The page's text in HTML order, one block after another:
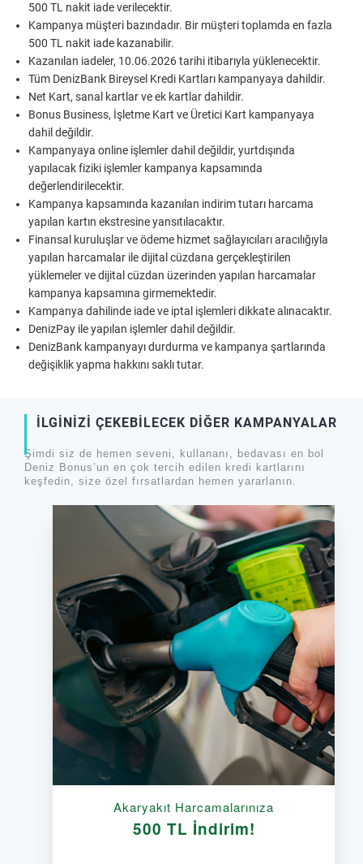
500 TL nakit iade verilecektir.
Kampanya müşteri bazındadır. Bir müşteri toplamda en fazla
500 TL nakit iade kazanabilir.
Kazanılan iadeler, 10.06.2026 tarihi itibarıyla yüklenecektir.
Tüm DenizBank Bireysel Kredi Kartları kampanyaya dahildir.
Net Kart, sanal kartlar ve ek kartlar dahildir.
Bonus Business, İşletme Kart ve Üretici Kart kampanyaya
dahil değildir.
Kampanyaya online işlemler dahil değildir, yurtdışında
yapılacak fiziki işlemler kampanya kapsamında
değerlendirilecektir.
Kampanya kapsamında kazanılan indirim tutarı harcama
yapılan kartın ekstresine yansıtılacaktır.
Finansal kuruluşlar ve ödeme hizmet sağlayıcıları aracılığıyla
yapılan harcamalar ile dijital cüzdana gerçekleştirilen
yüklemeler ve dijital cüzdan üzerinden yapılan harcamalar
kampanya kapsamına girmemektedir.
Kampanya dahilinde iade ve iptal işlemleri dikkate alınacaktır.
DenizPay ile yapılan işlemler dahil değildir.
DenizBank kampanyayı durdurma ve kampanya şartlarında
değişiklik yapma hakkını saklı tutar.
İLGİNİZİ ÇEKEBİLECEK DİĞER KAMPANYALAR
Şimdi siz de hemen seveni, kullananı, bedavası en bol
Deniz Bonus’un en çok tercih edilen kredi kartlarını
keşfedin, size özel fırsatlardan hemen yararlanın.
Akaryakıt Harcamalarınıza
500 TL İndirim!